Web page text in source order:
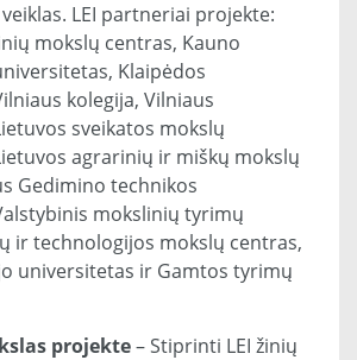
veiklas. LEI partneriai projekte:
mokslų centras, Kauno
Klaipėdos
kolegija, Vilniaus
sveikatos mokslų
agrarinių ir miškų mokslų
Gedimino technikos
mokslinių tyrimų
ir technologijos mokslų centras,
universitetas ir Gamtos tyrimų
projekte– Stiprinti LEI žinių